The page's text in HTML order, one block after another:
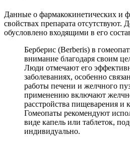
Данные о фармакокинетических и
свойствах препарата отсутствуют.
обусловлено входящими в его
Берберис (Berberis) в
внимание благодаря своим
Люди отмечают его
заболеваниях, особенно
работы печени и желчного
применению включают
расстройства пищеварения
Гомеопаты рекомендуют
виде капель или таблеток,
индивидуально.